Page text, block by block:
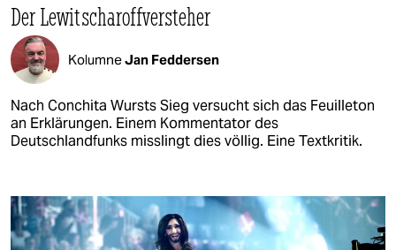
Der Lewitscharoffversteher
KolumneJan Feddersen
Nach Conchita Wursts Sieg versucht sich das Feuilleton
an Erklärungen. Einem Kommentator des
Deutschlandfunks misslingt dies völlig. Eine Textkritik.